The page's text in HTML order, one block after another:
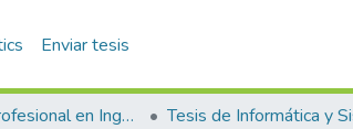
Enviar tesis
Escuela Profesional en Ingeniería Informática y Sistemas